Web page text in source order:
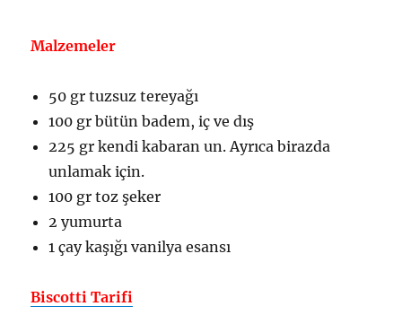
Malzemeler
50 gr tuzsuz tereyağı
100 gr bütün badem, iç ve dış
225 gr kendi kabaran un. Ayrıca birazda
unlamak için.
100 gr toz şeker
2 yumurta
1 çay kaşığı vanilya esansı
Biscotti Tarifi